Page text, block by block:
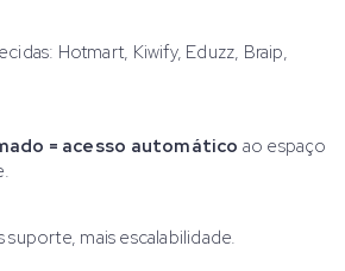
Hotmart, Kiwify, Eduzz, Braip,
= acesso automático ao espaço
suporte, mais escalabilidade.